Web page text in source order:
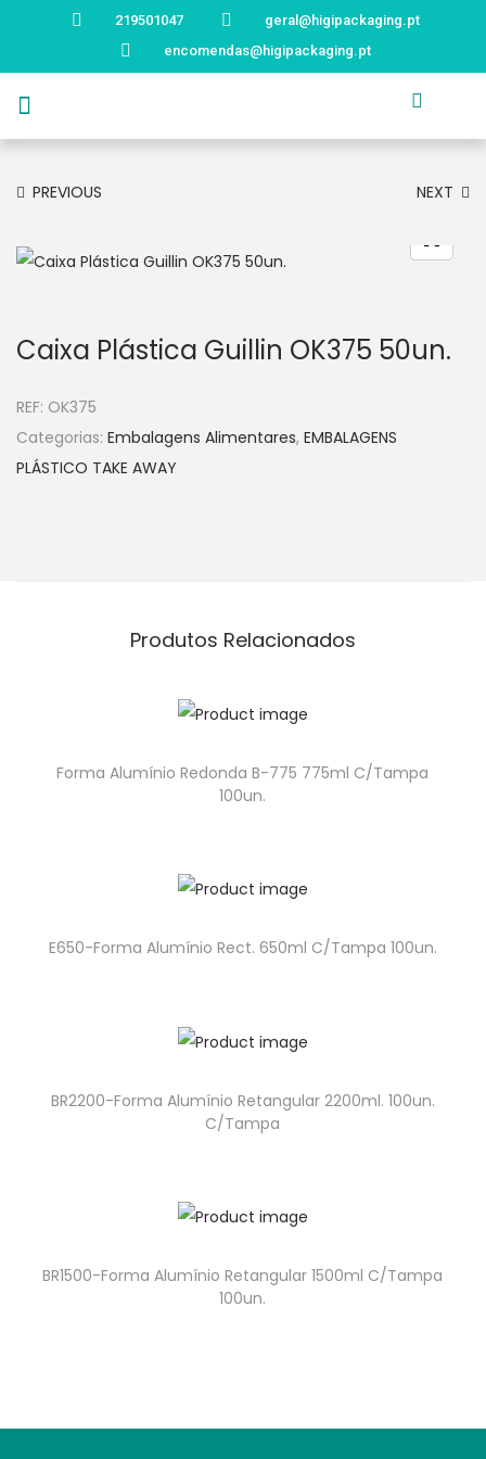
219501047
geral@higipackaging.pt
encomendas@higipackaging.pt
PREVIOUS NEXT
Caixa Plástica Guillin OK375 50un.
REF: OK375
Categorias: Embalagens Alimentares, EMBALAGENS
PLÁSTICO TAKE AWAY
Produtos Relacionados
Forma Alumínio Redonda B-775 775ml C/Tampa
100un.
E650-Forma Alumínio Rect. 650ml C/Tampa 100un.
BR2200-Forma Alumínio Retangular 2200ml. 100un.
C/Tampa
BR1500-Forma Alumínio Retangular 1500ml C/Tampa
100un.